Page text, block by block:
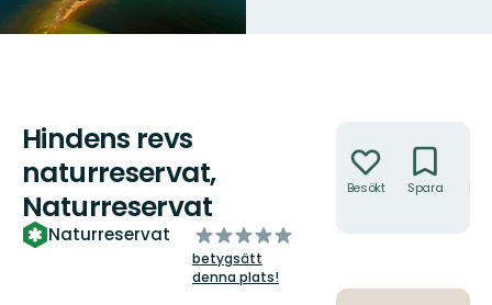
Hindens revs
naturreservat,
Naturreservat
Naturreservat
av
5
stjärnor
betygsätt
denna plats!
Besökt Spara